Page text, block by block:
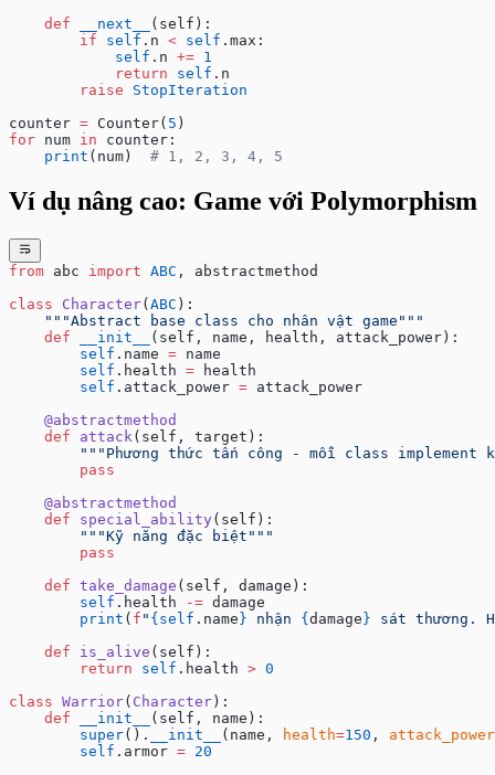
    def
__next__
(self):
        if
self .n < self .max:
            self
.n += 1
            return
self .n
        raise
StopIteration
counter = Counter( 5 )
for num in counter:
    print
(num) # 1, 2, 3, 4, 5
Ví dụ nâng cao: Game với Polymorphism
from abc import ABC , abstractmethod
class Character( ABC ):
    """Abstract base class cho nhân vật game"""
    def
__init__
(self, name, health, attack_power):
        self
.name = name
        self
.health = health
        self
.attack_power = attack_power
    @abstractmethod
    def
attack(self, target):
"""Phương thức tấn công - mỗi class implement
        pass
    @abstractmethod
    def
special_ability(self):
        """Kỹ năng đặc biệt"""
        pass
    def
take_damage (self, damage):
        self
.health -= damage
        print
( f " {self .name } nhận { damage } sát thương.
    def
is_alive (self):
        return
self .health > 0
class Warrior( Character ):
    def
__init__
(self, name):
        super
(). __init__ (name, health=150 , attack_power
        self
.armor = 20